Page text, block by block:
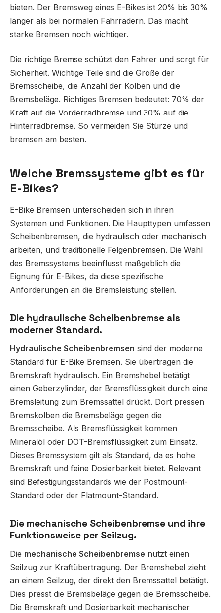
bieten. Der Bremsweg eines E-Bikes ist 20% bis 30%
länger als bei normalen Fahrrädern. Das macht
starke Bremsen noch wichtiger.
Die richtige Bremse schützt den Fahrer und sorgt für
Sicherheit. Wichtige Teile sind die Größe der
Bremsscheibe, die Anzahl der Kolben und die
Bremsbeläge. Richtiges Bremsen bedeutet: 70% der
Kraft auf die Vorderradbremse und 30% auf die
Hinterradbremse. So vermeiden Sie Stürze und
bremsen am besten.
Welche Bremssysteme gibt es für
E-Bikes?
E-Bike Bremsen unterscheiden sich in ihren
Systemen und Funktionen. Die Haupttypen umfassen
Scheibenbremsen, die hydraulisch oder mechanisch
arbeiten, und traditionelle Felgenbremsen. Die Wahl
des Bremssystems beeinflusst maßgeblich die
Eignung für E-Bikes, da diese spezifische
Anforderungen an die Bremsleistung stellen.
Die hydraulische Scheibenbremse als
moderner Standard.
Hydraulische Scheibenbremsen sind der moderne
Standard für E-Bike Bremsen. Sie übertragen die
Bremskraft hydraulisch. Ein Bremshebel betätigt
einen Geberzylinder, der Bremsflüssigkeit durch eine
Bremsleitung zum Bremssattel drückt. Dort pressen
Bremskolben die Bremsbeläge gegen die
Bremsscheibe. Als Bremsflüssigkeit kommen
Mineralöl oder DOT-Bremsflüssigkeit zum Einsatz.
Dieses Bremssystem gilt als Standard, da es hohe
Bremskraft und feine Dosierbarkeit bietet. Relevant
sind Befestigungsstandards wie der Postmount-
Standard oder der Flatmount-Standard.
Die mechanische Scheibenbremse und ihre
Funktionsweise per Seilzug.
Die mechanische Scheibenbremse nutzt einen
Seilzug zur Kraftübertragung. Der Bremshebel zieht
an einem Seilzug, der direkt den Bremssattel betätigt.
Dies presst die Bremsbeläge gegen die Bremsscheibe.
Die Bremskraft und Dosierbarkeit mechanischer